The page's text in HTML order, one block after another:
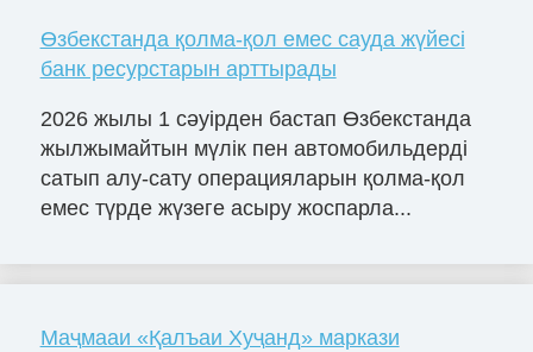
Өзбекстанда қолма-қол емес сауда жүйесі
банк ресурстарын арттырады
2026 жылы 1 сәуірден бастап Өзбекстанда
жылжымайтын мүлік пен автомобильдерді
сатып алу-сату операцияларын қолма-қол
емес түрде жүзеге асыру жоспарла...
Маҷмааи «Қалъаи Хуҷанд» маркази